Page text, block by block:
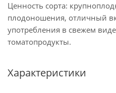
Ценность сорта:
плодоношения, отличный
употребления в свежем
томатопродукты.
Характеристики